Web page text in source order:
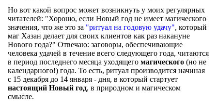
Но вот какой вопрос может возникнуть у моих регулярных
читателей: "Хорошо, если Новый год не имеет магического
значения, что же это за "ритуал на годовую удачу", который
маг Хазан делает для своих клиентов как раз накануне
Нового года?" Отвечаю: заговоры, обеспечивающие
человека удачей в течение всего следующего года, читаются
в период последнего месяца уходящего магического (но не
календарного!) года. То есть, ритуал производится начиная
с 15 декабря до 14 января - дня, в который стартует
настоящий Новый год, в природном и магическом
смысле.